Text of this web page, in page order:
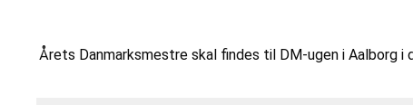
Årets Danmarksmestre skal findes til DM-ugen i Aalborg i